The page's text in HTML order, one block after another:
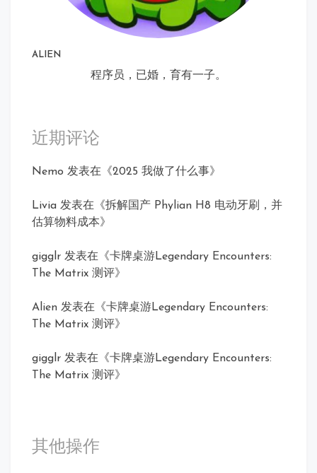
ALIEN
程序员，已婚，育有一子。
近期评论
Nemo 发表在《2025 我做了什么事》
Livia 发表在《拆解国产 Phylian H8 电动牙刷，并
估算物料成本》
gigglr 发表在《卡牌桌游Legendary Encounters:
The Matrix 测评》
Alien 发表在《卡牌桌游Legendary Encounters:
The Matrix 测评》
gigglr 发表在《卡牌桌游Legendary Encounters:
The Matrix 测评》
其他操作